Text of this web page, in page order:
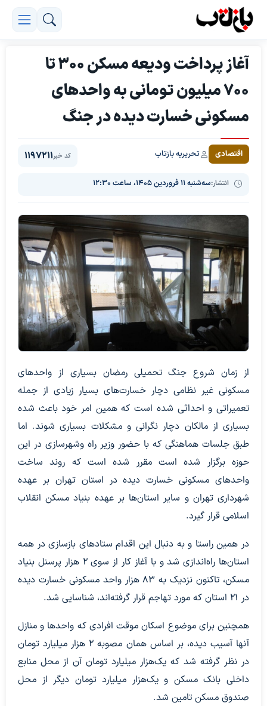
آغاز پرداخت ودیعه مسکن ۳۰۰ تا
۷۰۰ میلیون تومانی به واحد‌های
مسکونی خسارت دیده در جنگ
اقتصادی تحریریه بازتاب
انتشار:سه‌شنبه ۱۱ فروردین ۱۴۰۵، ساعت ۱۲:۳۰
کد خبر1197211
از زمان شروع جنگ تحمیلی رمضان بسیاری از واحد‌های
مسکونی غیر نظامی دچار خسارت‌های بسیار زیادی از جمله
تعمیراتی و احداثی شده است که همین امر خود باعث شده
بسیاری از مالکان دچار نگرانی و مشکلات بسیاری شوند. اما
طبق جلسات هماهنگی که با حضور وزیر راه وشهرسازی در این
حوزه برگزار شده است مقرر شده است که روند ساخت
واحد‌های مسکونی خسارت دیده در استان تهران بر عهده
شهرداری تهران و سایر استان‌ها بر عهده بنیاد مسکن انقلاب
اسلامی قرار گیرد.
در همین راستا و به دنبال این اقدام ستاد‌های بازسازی در همه
استان‌ها راه‌اندازی شد و با آغاز کار از سوی ۲ هزار پرسنل بنیاد
مسکن، تاکنون نزدیک به ۸۳ هزار واحد مسکونی خسارت دیده
در ۲۱ استان که مورد تهاجم قرار گرفته‌اند، شناسایی شد.
همچنین برای موضوع اسکان موقت افرادی که واحد‌ها و منازل
آنها آسیب دیده، بر اساس همان مصوبه ۲ هزار میلیارد تومان
در نظر گرفته شد که یک‌هزار میلیارد تومان آن از محل منابع
داخلی بانک مسکن و یک‌هزار میلیارد تومان دیگر از محل
صندوق مسکن تامین شد.